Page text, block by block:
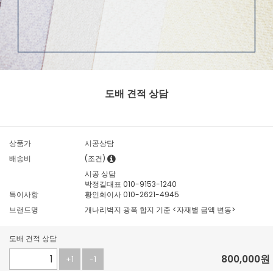
도배 견적 상담
상품가
시공상담
배송비
(조건)
특이사항
시공 상담
박정길대표 010-9153-1240
황인화이사 010-2621-4945
브랜드명
개나리벽지 광폭 합지 기준 <자재별 금액 변동>
도배 견적 상담
+1
-1 800,000원